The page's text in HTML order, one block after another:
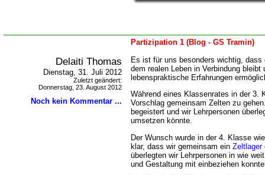
Partizipation 1 (Blog - GS Tramin)
Delaiti Thomas
Dienstag, 31. Juli 2012
Zuletzt geändert:
Donnerstag, 23. August 2012
Noch kein Kommentar ...
Es ist für uns besonders wichtig,
dem realen Leben in Verbindung
lebenspraktische Erfahrungen
Während eines Klassenrates in der 3.
Vorschlag gemeinsam Zelten zu
begeistert und wir Lehrpersonen
umsetzen könnte.
Der Wunsch wurde in der 4. Klasse
klar, dass wir gemeinsam ein Zeltlager
überlegten wir Lehrpersonen in wie
und Gestaltung mit einbeziehen